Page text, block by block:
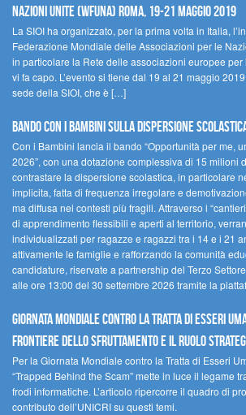
Nazioni Unite (WFUNA) Roma, 19-21 maggio 2019
La SIOI ha organizzato, per la prima volta in Italia,
Federazione Mondiale delle Associazioni per le
in particolare la Rete delle associazioni europee
vi fa capo. L’evento si tiene dal 19 al 21 maggio
sede della SIOI, che è […]
Bando Con i Bambini sulla dispersione
Con i Bambini lancia il bando “Opportunità per me,
2026”, con una dotazione complessiva di 15 milioni
contrastare la dispersione scolastica, in particolare
implicita, fatta di frequenza irregolare e
ma diffusa nei contesti più fragili. Attraverso i
di apprendimento flessibili e aperti al territorio,
individualizzati per ragazze e ragazzi tra i 14 e i 21
attivamente le famiglie e rafforzando la comunità
candidature, riservate a partnership del Terzo
alle ore 13:00 del 30 settembre 2026 tramite la
GIORNATA MONDIALE CONTRO LA TRATTA DI ESSERI
FRONTIERE DELLO SFRUTTAMENTO E IL RUOLO
Per la Giornata Mondiale contro la Tratta di Esseri
“Trapped Behind the Scam” mette in luce il legame
frodi informatiche. L’articolo ripercorre il quadro di
contributo dell’UNICRI su questi temi.